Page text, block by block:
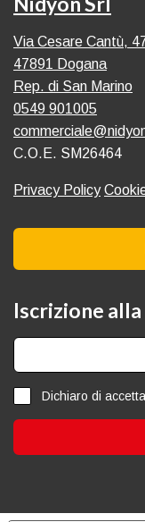
Via Cesare Cantù,
47891 Dogana
Rep. di San Marino
0549 901005
C.O.E. SM26464
Privacy Policy
Iscrizione
Dichiaro di